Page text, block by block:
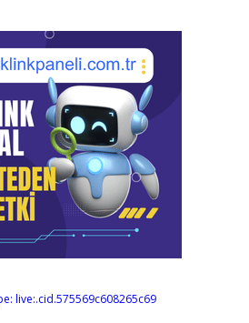
live:.cid.575569c608265c69